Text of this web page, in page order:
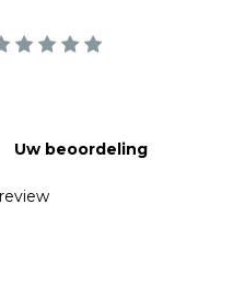
Uw beoordeling